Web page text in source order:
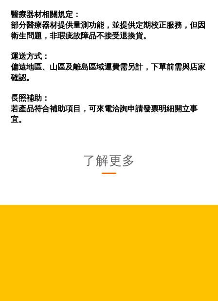
醫療器材相關規定：
部分醫療器材提供量測功能，並提供定期校正服務，但因
衛生問題，非瑕疵故障品不接受退換貨。
運送方式：
偏遠地區、山區及離島區域運費需另計，下單前需與店家
確認。
長照補助：
若產品符合補助項目，可來電洽詢申請發票明細開立事
宜。
了解更多